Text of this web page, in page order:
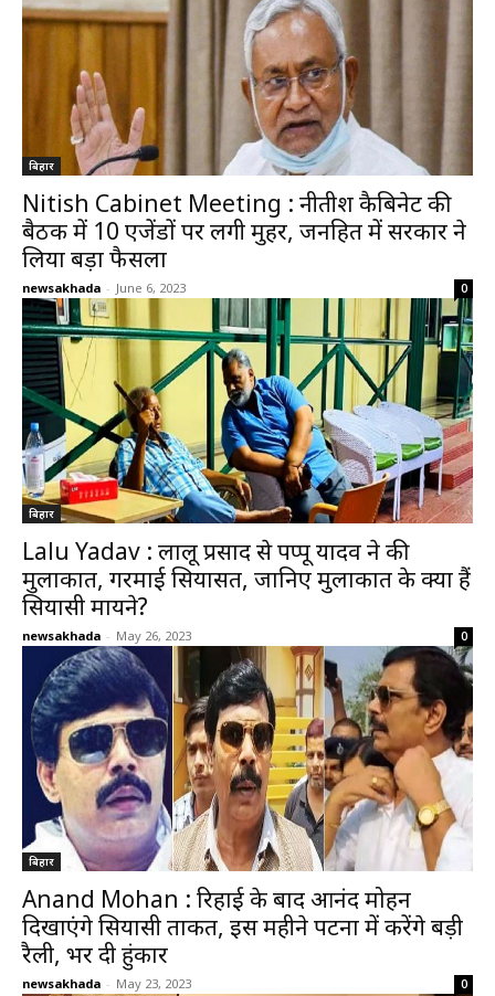
बिहार
Nitish Cabinet Meeting : नीतीश कैबिनेट की
बैठक में 10 एजेंडों पर लगी मुहर, जनहित में सरकार ने
लिया बड़ा फैसला
newsakhada - June 6, 2023 0
बिहार
Lalu Yadav : लालू प्रसाद से पप्पू यादव ने की
मुलाकात, गरमाई सियासत, जानिए मुलाकात के क्या हैं
सियासी मायने?
newsakhada - May 26, 2023 0
बिहार
Anand Mohan : रिहाई के बाद आनंद मोहन
दिखाएंगे सियासी ताकत, इस महीने पटना में करेंगे बड़ी
रैली, भर दी हुंकार
newsakhada - May 23, 2023 0